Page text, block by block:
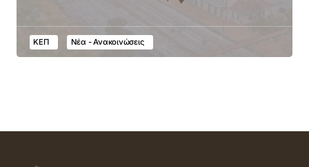
ΚΕΠ Νέα - Ανακοινώσεις